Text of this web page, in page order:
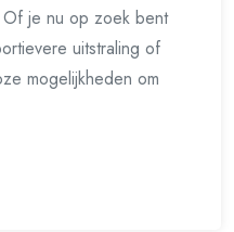
je nu op zoek bent
uitstraling of
mogelijkheden om